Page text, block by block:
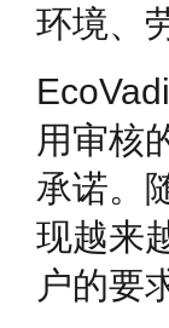
环境、
用审核
承诺。
现越来
户的要